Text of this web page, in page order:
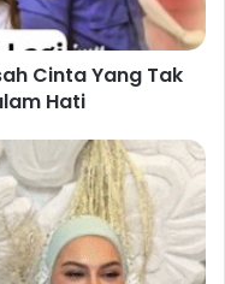
Cinta Yang Tak
Hati